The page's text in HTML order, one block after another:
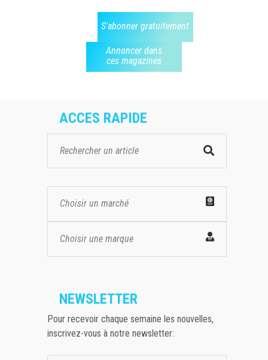
S'abonner gratuitement
Annoncer dans
ces magazines
ACCES RAPIDE
Choisir un marché
Choisir une marque
NEWSLETTER
Pour recevoir chaque semaine les nouvelles,
inscrivez-vous à notre newsletter: